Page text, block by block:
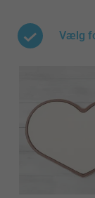
Vælg